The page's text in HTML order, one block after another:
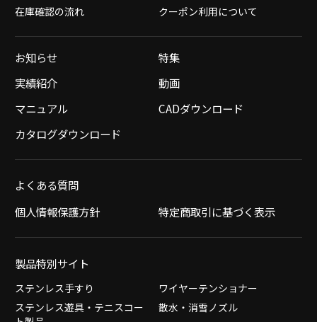
在庫確認の流れ
クーポン利用について
お知らせ
特集
実績紹介
動画
マニュアル
CADダウンロード
カタログダウンロード
よくある質問
個人情報保護方針
特定商取引に基づく表示
製品特別サイト
ステンレス手すり
ワイヤーテンショナー
ステンレス遊具・テニスコー
散水・消雪ノズル